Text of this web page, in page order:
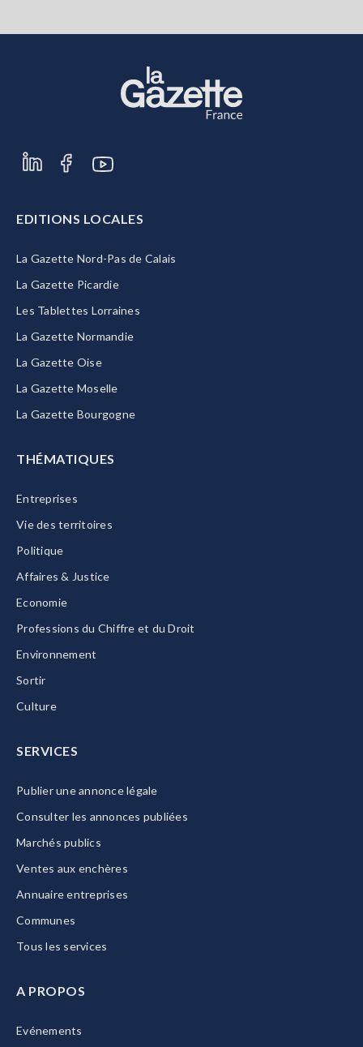
EDITIONS LOCALES
La Gazette Nord-Pas de Calais
La Gazette Picardie
Les Tablettes Lorraines
La Gazette Normandie
La Gazette Oise
La Gazette Moselle
La Gazette Bourgogne
THÉMATIQUES
Entreprises
Vie des territoires
Politique
Affaires & Justice
Economie
Professions du Chiffre et du Droit
Environnement
Sortir
Culture
SERVICES
Publier une annonce légale
Consulter les annonces publiées
Marchés publics
Ventes aux enchères
Annuaire entreprises
Communes
Tous les services
A PROPOS
Evénements